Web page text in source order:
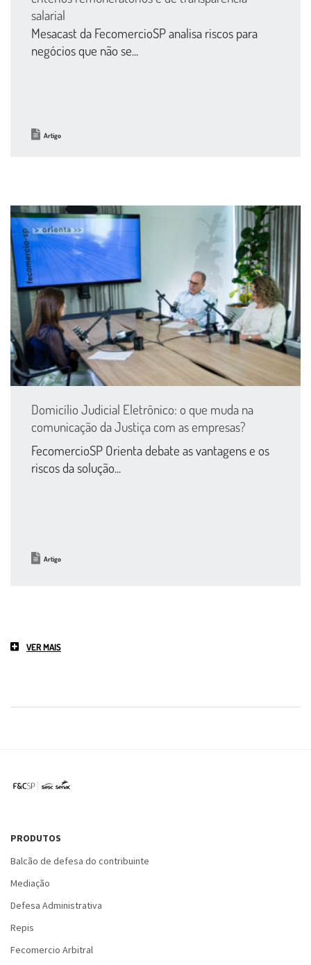
salarial
Mesacast da FecomercioSP analisa riscos para
negócios que não se...
Artigo
Domicílio Judicial Eletrônico: o que muda na
comunicação da Justiça com as empresas?
FecomercioSP Orienta debate as vantagens e os
riscos da solução...
Artigo
VER MAIS
PRODUTOS
Balcão de defesa do contribuinte
Mediação
Defesa Administrativa
Repis
Fecomercio Arbitral